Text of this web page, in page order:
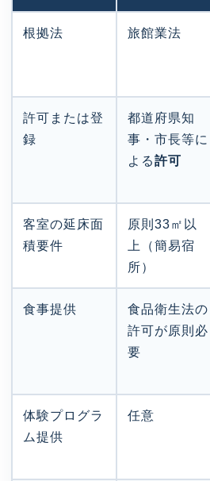
根拠法 旅館業法
許可または登
録
都道府県知
事・市長等に
よる許可
客室の延床面
積要件
原則33㎡以
上（簡易宿
所）
食事提供
食品衛生法の
許可が原則必
要
体験プログラ
ム提供
任意